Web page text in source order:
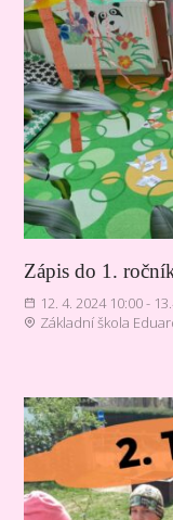
Zápis do 1.
12. 4. 2024 10:00 -
Základní škola